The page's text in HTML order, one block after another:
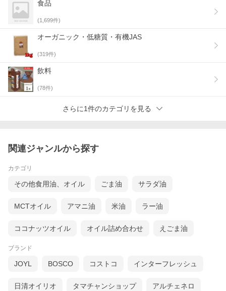
食品
(1,699件)
オーガニック・低糖質・有機JAS
(319件)
飲料
(78件)
さらに1件のカテゴリを見る
関連ジャンルから探す
カテゴリ
その他食用油、オイル ごま油 サラダ油
MCTオイル アマニ油 米油 ラー油
ココナッツオイル オイル詰め合わせ えごま油
ブランド
JOYL BOSCO コストコ インターフレッシュ
日清オイリオ タマチャンショップ アルチェネロ